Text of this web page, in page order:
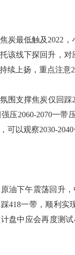
最低触及2022，
该线下探回升，
续上扬，重点注意
支撑焦炭仅回踩
压2060-2070一
可以观察2030-
下午震荡回升，
418一带，顺利
盘中应会再度测